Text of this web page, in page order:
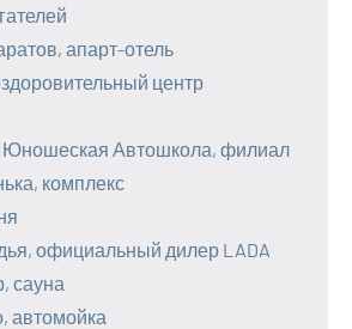
апарт-отель
центр
Юношеская Автошкола, филиал
комплекс
официальный дилер LADA
сауна
автомойка